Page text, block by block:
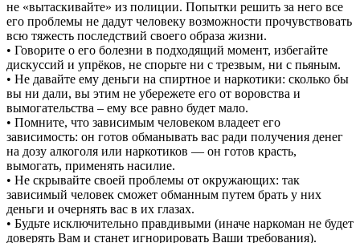
не «вытаскивайте» из полиции. Попытки решить за него все
его проблемы не дадут человеку возможности прочувствовать
всю тяжесть последствий своего образа жизни.
• Говорите о его болезни в подходящий момент, избегайте
дискуссий и упрёков, не спорьте ни с трезвым, ни с пьяным.
• Не давайте ему деньги на спиртное и наркотики: сколько бы
вы ни дали, вы этим не убережете его от воровства и
вымогательства – ему все равно будет мало.
• Помните, что зависимым человеком владеет его
зависимость: он готов обманывать вас ради получения денег
на дозу алкоголя или наркотиков — он готов красть,
вымогать, применять насилие.
• Не скрывайте своей проблемы от окружающих: так
зависимый человек сможет обманным путем брать у них
деньги и очернять вас в их глазах.
• Будьте исключительно правдивыми (иначе наркоман не будет
доверять Вам и станет игнорировать Ваши требования).